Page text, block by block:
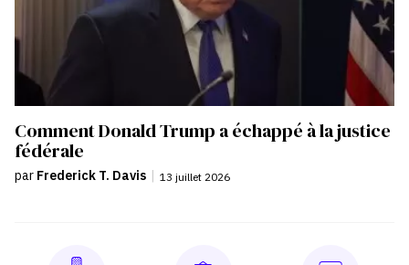
Comment Donald Trump a échappé à la justice
fédérale
par Frederick T. Davis | 13 juillet 2026